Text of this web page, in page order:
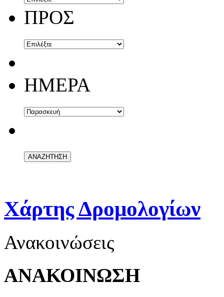
ΠΡΟΣ
ΗΜΕΡΑ
Χάρτης Δρομολογίων
Ανακοινώσεις
ΑΝΑΚΟΙΝΩΣΗ